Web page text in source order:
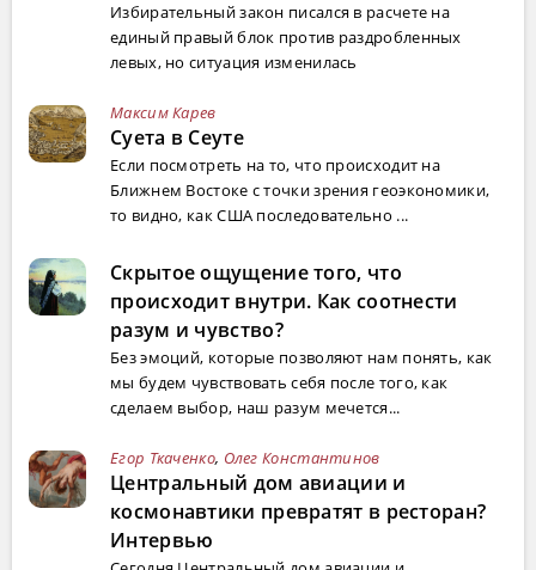
Избирательный закон писался в расчете на
единый правый блок против раздробленных
левых, но ситуация изменилась
Максим Карев
Суета в Сеуте
Если посмотреть на то, что происходит на
Ближнем Востоке с точки зрения геоэкономики,
то видно, как США последовательно ...
Скрытое ощущение того, что
происходит внутри. Как соотнести
разум и чувство?
Без эмоций, которые позволяют нам понять, как
мы будем чувствовать себя после того, как
сделаем выбор, наш разум мечется...
Егор Ткаченко, Олег Константинов
Центральный дом авиации и
космонавтики превратят в ресторан?
Интервью